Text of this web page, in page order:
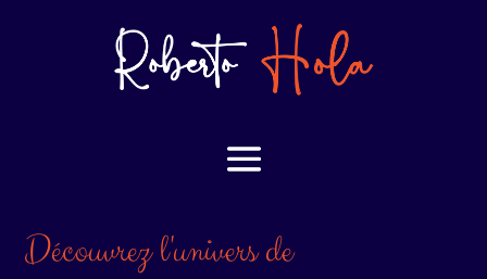
Découvrez l'univers de